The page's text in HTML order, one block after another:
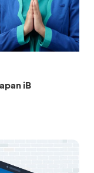
iB